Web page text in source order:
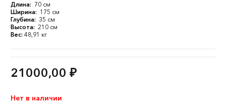
Длина: 70 см
Ширина: 175 см
Глубина: 35 см
Высота: 210 см
Вес: 48,91 кг
21000,00 ₽
Нет в наличии